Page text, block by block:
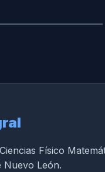
Físico
Nuevo León.